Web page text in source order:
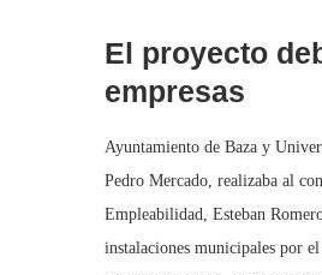
El proyecto
empresas
Ayuntamiento de Baza y
Pedro Mercado, realizaba al
Empleabilidad, Esteban
instalaciones municipales por